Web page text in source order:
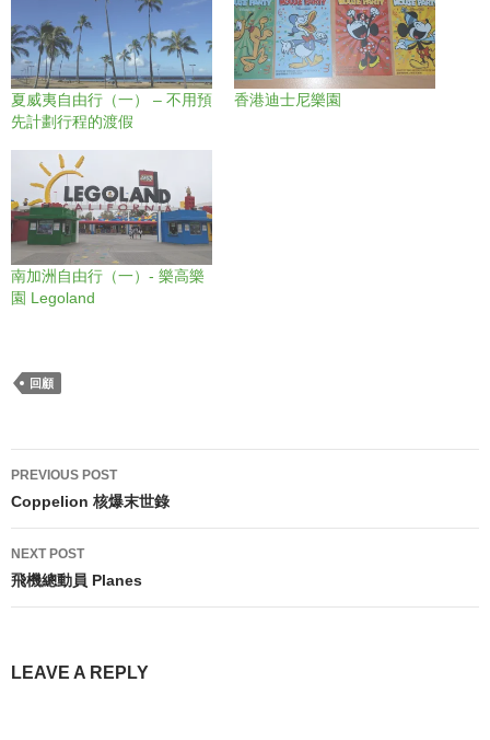
夏威夷自由行（一） – 不用預
先計劃行程的渡假
香港迪士尼樂園
南加洲自由行（一）- 樂高樂
園 Legoland
回顧
Post
navigation
PREVIOUS POST
Coppelion 核爆末世錄
NEXT POST
飛機總動員 Planes
LEAVE A REPLY